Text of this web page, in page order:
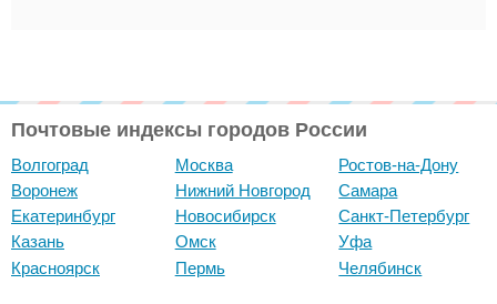
Почтовые индексы городов России
Волгоград
Воронеж
Екатеринбург
Казань
Красноярск
Москва
Нижний Новгород
Новосибирск
Омск
Пермь
Ростов-на-Дону
Самара
Санкт-Петербург
Уфа
Челябинск